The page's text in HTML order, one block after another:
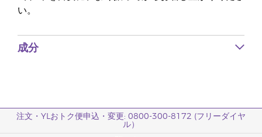
い。
成分
注文・YLおトク便申込・変更: 0800-300-8172 (フリーダイヤ
ル）